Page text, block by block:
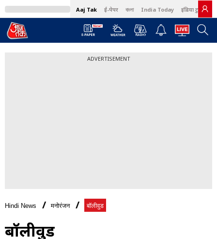
Aaj Tak ई-पेपर বাংলা India Today इंडिया टुडे हिंदी
ADVERTISEMENT
Hindi News मनोरंजन बॉलीवुड
बॉलीवुड